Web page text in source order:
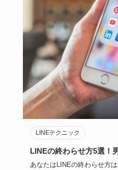
LINEテクニック
LINEの終わらせ方5選！
あなたはLINEの終わらせ方